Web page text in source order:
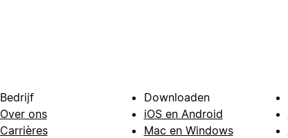
Bedrijf
Over ons
Carrières
Downloaden
iOS en Android
Mac en Windows